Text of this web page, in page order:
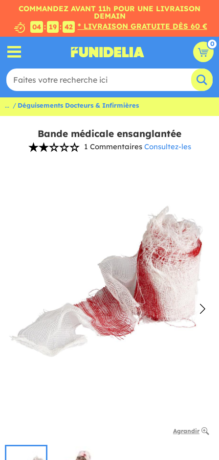
COMMANDEZ AVANT 11h POUR UNE LIVRAISON
DEMAIN
04 : 19 : 41 * LIVRAISON GRATUITE DÈS 60 €
0
... Déguisements Docteurs & Infirmières
Bande médicale ensanglantée
1 Commentaires Consultez-les
Agrandir